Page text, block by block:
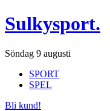
Sulkysport.
Söndag 9 augusti
SPORT
SPEL
Bli kund!